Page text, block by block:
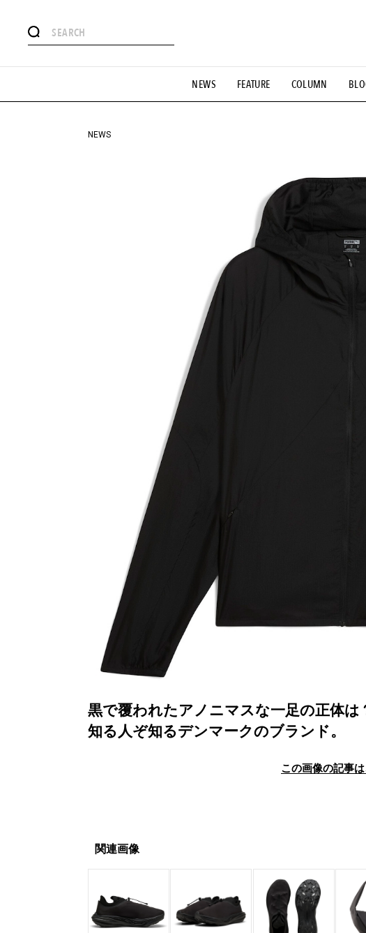
NEWS FEATURE COLUMN
#憧れの逸品 #ESSENTIAL DESIGNS #古
#GH 銘品の所以 #フイナムのYouTube #Commune H #FOCUS IT
#HANDSOME HANDBOOK
NEWS
黒で覆われたアノニマスな一足の正体
知る人ぞ知るデンマークのブランド。
この画像の記事
関連画像